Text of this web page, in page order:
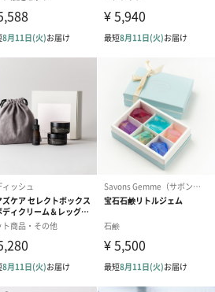
おすすめです。新生児〜1歳ごろまでの
ご用意しました。
ます。
ソックス（ピンク）
ソックス（ブ